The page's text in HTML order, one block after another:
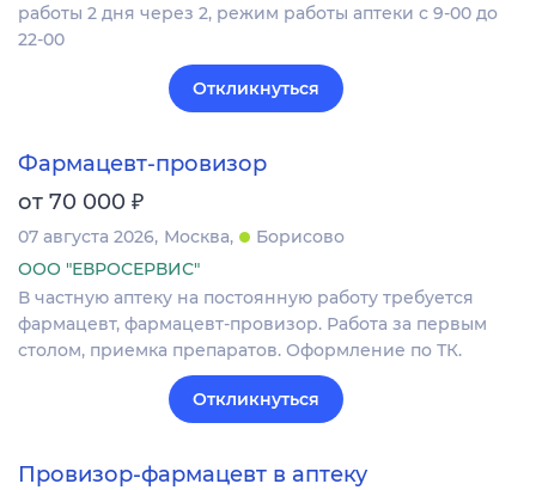
работы 2 дня через 2, режим работы аптеки с 9-00 до
22-00
Откликнуться
Фармацевт-провизор
от 70 000 ₽
07 августа 2026 Москва
Борисово
ООО "ЕВРОСЕРВИС"
В частную аптеку на постоянную работу требуется
фармацевт, фармацевт-провизор. Работа за первым
столом, приемка препаратов. Оформление по ТК.
Откликнуться
Провизор-фармацевт в аптеку